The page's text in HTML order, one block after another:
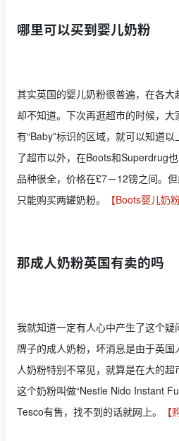
哪里可以买到婴儿奶粉
其实英国的婴儿奶粉很普遍，在各
却不知道。下次再逛超市的时候，大
有“Baby”标识的区域，就可以知道
了超市以外，在Boots和Superdrug
品种很全，价格在‎£7－12镑之间。
只能购买两罐奶粉。
【Boots婴儿奶
那成人奶粉英国有卖的吗
我就知道一定有人心中产生了这个
牌子的成人奶粉，坏消息是由于英
人奶粉特别不常见，就算是在大的超
这个奶粉叫做“Nestle Nido Instant
Tesco有售，找不到的话就网上。
【